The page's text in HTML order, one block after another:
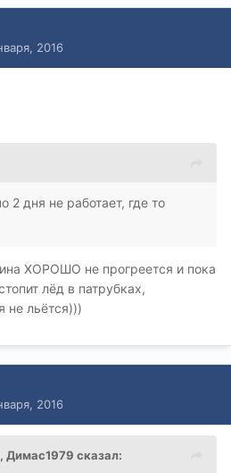
2016
2 дня не работает, где то
ХОРОШО не прогреется и пока
лёд в патрубках,
не льётся)))
2016
Димас1979 сказал: